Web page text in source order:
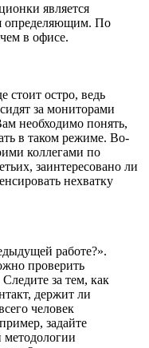
является
определяющим. По
в офисе.
стоит остро, ведь
за мониторами
необходимо понять,
в таком режиме. Во-
коллегами по
заинтересовано ли
нехватку
работе?»‎.
проверить
за тем, как
держит ли
человек
задайте
методологии